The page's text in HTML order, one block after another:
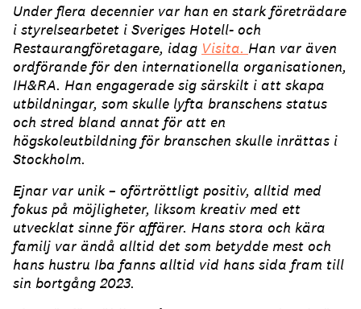
Under flera decennier var han en stark företrädare
i styrelsearbetet i Sveriges Hotell- och
Restaurangföretagare, idag Visita. Han var även
ordförande för den internationella organisationen,
IH&RA. Han engagerade sig särskilt i att skapa
utbildningar, som skulle lyfta branschens status
och stred bland annat för att en
högskoleutbildning för branschen skulle inrättas i
Stockholm.
Ejnar var unik – oförtröttligt positiv, alltid med
fokus på möjligheter, liksom kreativ med ett
utvecklat sinne för affärer. Hans stora och kära
familj var ändå alltid det som betydde mest och
hans hustru Iba fanns alltid vid hans sida fram till
sin bortgång 2023.